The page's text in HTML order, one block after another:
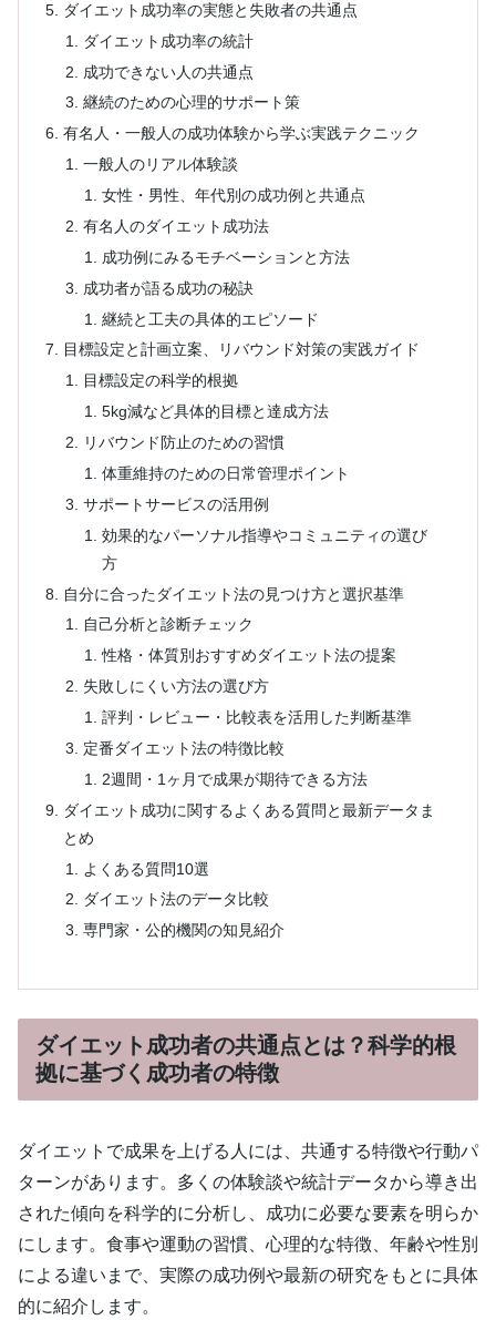
ダイエット成功率の実態と失敗者の共通点
ダイエット成功率の統計
成功できない人の共通点
継続のための心理的サポート策
有名人・一般人の成功体験から学ぶ実践テクニック
一般人のリアル体験談
女性・男性、年代別の成功例と共通点
有名人のダイエット成功法
成功例にみるモチベーションと方法
成功者が語る成功の秘訣
継続と工夫の具体的エピソード
目標設定と計画立案、リバウンド対策の実践ガイド
目標設定の科学的根拠
5kg減など具体的目標と達成方法
リバウンド防止のための習慣
体重維持のための日常管理ポイント
サポートサービスの活用例
効果的なパーソナル指導やコミュニティの選び
方
自分に合ったダイエット法の見つけ方と選択基準
自己分析と診断チェック
性格・体質別おすすめダイエット法の提案
失敗しにくい方法の選び方
評判・レビュー・比較表を活用した判断基準
定番ダイエット法の特徴比較
2週間・1ヶ月で成果が期待できる方法
ダイエット成功に関するよくある質問と最新データま
とめ
よくある質問10選
ダイエット法のデータ比較
専門家・公的機関の知見紹介
ダイエット成功者の共通点とは？科学的根
拠に基づく成功者の特徴
ダイエットで成果を上げる人には、共通する特徴や行動パ
ターンがあります。多くの体験談や統計データから導き出
された傾向を科学的に分析し、成功に必要な要素を明らか
にします。食事や運動の習慣、心理的な特徴、年齢や性別
による違いまで、実際の成功例や最新の研究をもとに具体
的に紹介します。